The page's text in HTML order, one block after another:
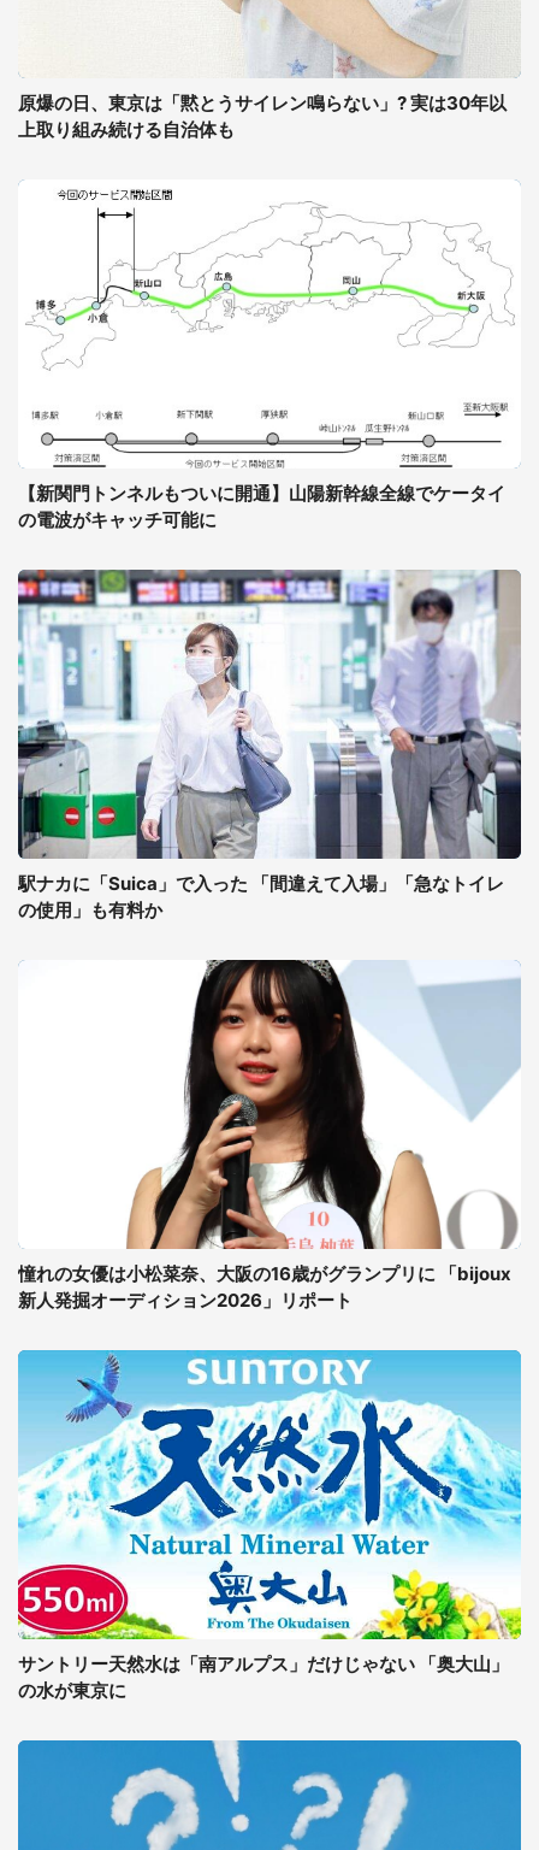
原爆の日、東京は「黙とうサイレン鳴らない」? 実は30年以
上取り組み続ける自治体も
【新関門トンネルもついに開通】山陽新幹線全線でケータイ
の電波がキャッチ可能に
駅ナカに「Suica」で入った 「間違えて入場」「急なトイレ
の使用」も有料か
憧れの女優は小松菜奈、大阪の16歳がグランプリに 「bijoux
新人発掘オーディション2026」リポート
サントリー天然水は「南アルプス」だけじゃない 「奥大山」
の水が東京に